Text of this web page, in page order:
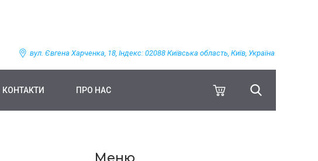
вул. Євгена Харченка, 18, Індекс: 02088 Київська область, Київ, Україна
КОНТАКТИ ПРО НАС